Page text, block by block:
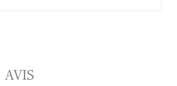
AVIS